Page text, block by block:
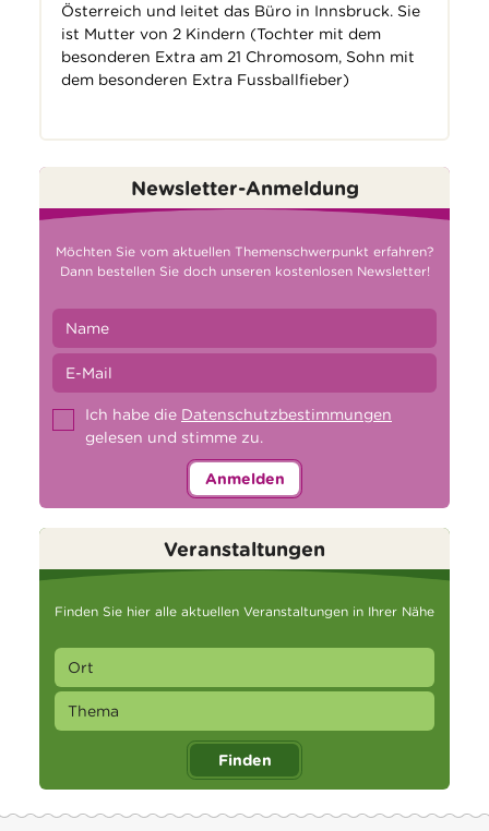
Österreich und leitet das Büro in Innsbruck. Sie
ist Mutter von 2 Kindern (Tochter mit dem
besonderen Extra am 21 Chromosom, Sohn mit
dem besonderen Extra Fussballfieber)
Newsletter-Anmeldung
Möchten Sie vom aktuellen Themenschwerpunkt erfahren?
Dann bestellen Sie doch unseren kostenlosen Newsletter!
Ich habe die Datenschutzbestimmungen
gelesen und stimme zu.
Anmelden
Veranstaltungen
Finden Sie hier alle aktuellen Veranstaltungen in Ihrer Nähe
Finden